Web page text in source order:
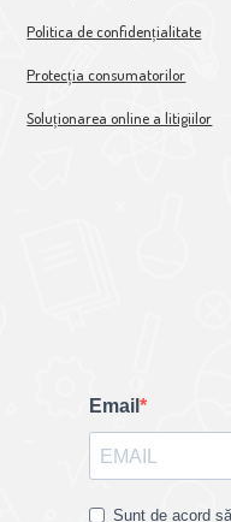
Politica de confidențialitate
Protecția consumatorilor
Soluționarea online a litigiilor
Email
Sunt de acord